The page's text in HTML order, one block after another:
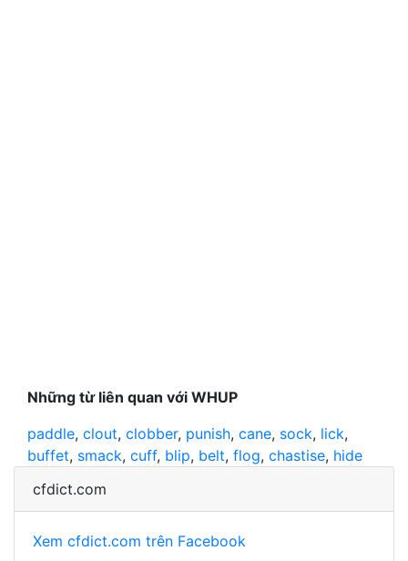
Những từ liên quan với WHUP
paddle, clout, clobber, punish, cane, sock, lick,
buffet, smack, cuff, blip, belt, flog, chastise, hide
cfdict.com
Xem cfdict.com trên Facebook